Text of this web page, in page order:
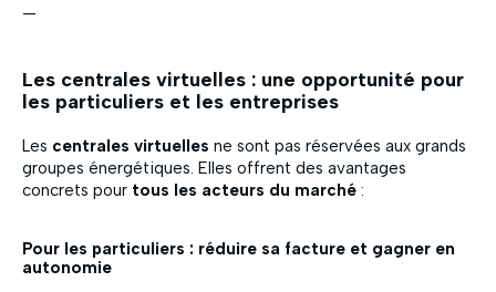
—
Les centrales virtuelles : une opportunité pour
les particuliers et les entreprises
Les centrales virtuelles ne sont pas réservées aux grands
groupes énergétiques. Elles offrent des avantages
concrets pour tous les acteurs du marché :
Pour les particuliers : réduire sa facture et gagner en
autonomie